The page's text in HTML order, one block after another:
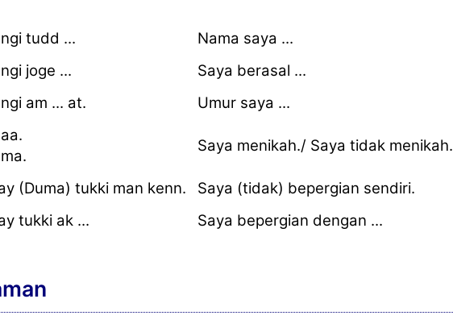
tudd ...
Nama saya ...
joge ...
Saya berasal ...
am ... at.
Umur saya ...
Saya menikah./ Saya tidak menikah.
(Duma) tukki man kenn.
Saya (tidak) bepergian sendiri.
tukki ak ...
Saya bepergian dengan ...